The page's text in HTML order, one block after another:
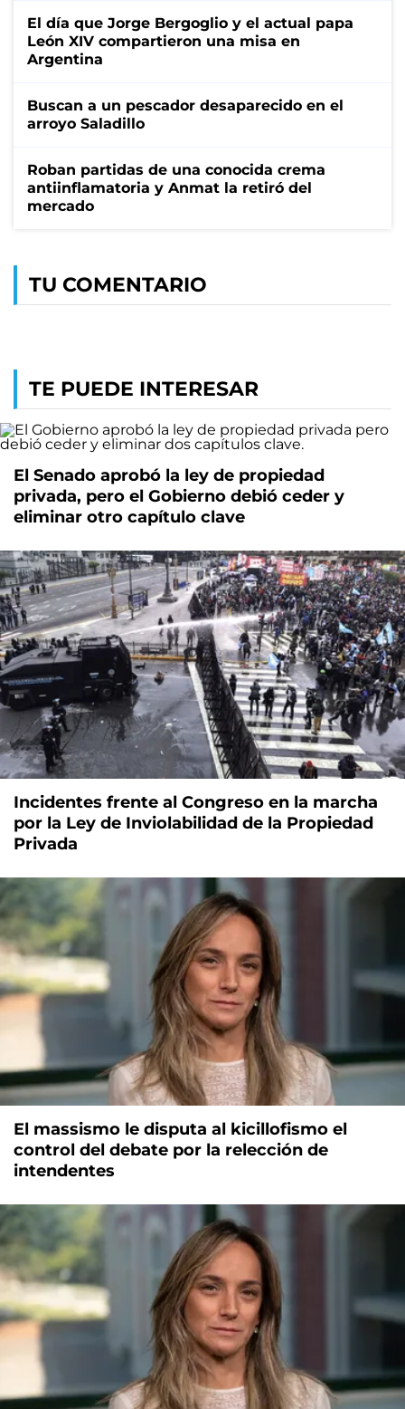
El día que Jorge Bergoglio y el actual papa
León XIV compartieron una misa en
Argentina
Buscan a un pescador desaparecido en el
arroyo Saladillo
Roban partidas de una conocida crema
antiinflamatoria y Anmat la retiró del
mercado
TU COMENTARIO
TE PUEDE INTERESAR
El Senado aprobó la ley de propiedad
privada, pero el Gobierno debió ceder y
eliminar otro capítulo clave
Incidentes frente al Congreso en la marcha
por la Ley de Inviolabilidad de la Propiedad
Privada
El massismo le disputa al kicillofismo el
control del debate por la relección de
intendentes